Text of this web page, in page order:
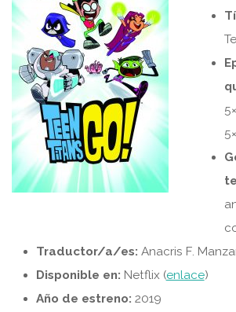
Traductor/a/es: Anacris F.
Disponible en: Netflix (enlace)
Año de estreno: 2019